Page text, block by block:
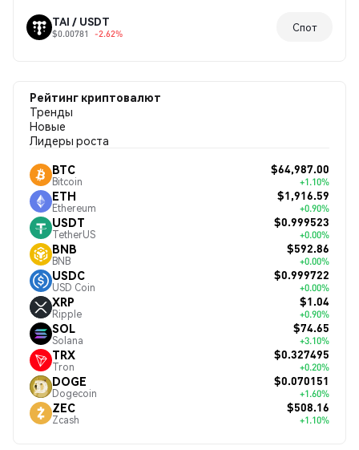
TAI / USDT
$0.00781 -2.62% Спот
Рейтинг криптовалют
Тренды
Новые
Лидеры роста
BTC
Bitcoin
$64,987.00
+1.10%
ETH
Ethereum
$1,916.59
+0.90%
USDT
TetherUS
$0.999523
+0.00%
BNB
BNB
$592.86
+0.00%
USDC
USD Coin
$0.999722
+0.00%
XRP
Ripple
$1.04
+0.90%
SOL
Solana
$74.65
+3.10%
TRX
Tron
$0.327495
+0.20%
DOGE
Dogecoin
$0.070151
+1.60%
ZEC
Zcash
$508.16
+1.10%